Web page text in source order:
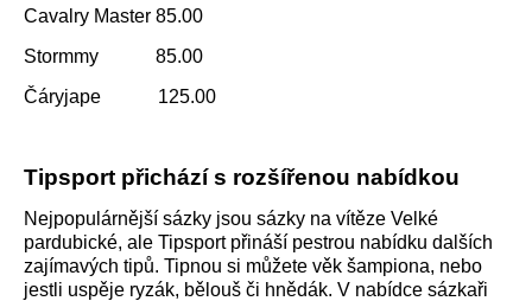
Cavalry Master 85.00
Stormmy 85.00
Čáryjape 125.00
Tipsport přichází s rozšířenou nabídkou
Nejpopulárnější sázky jsou sázky na vítěze Velké
pardubické, ale Tipsport přináší pestrou nabídku dalších
zajímavých tipů. Tipnou si můžete věk šampiona, nebo
jestli uspěje ryzák, bělouš či hnědák. V nabídce sázkaři